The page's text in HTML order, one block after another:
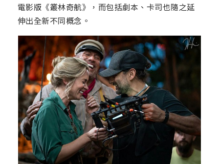
電影版《叢林奇航》，而包括劇本、卡司也隨之延
伸出全新不同概念。